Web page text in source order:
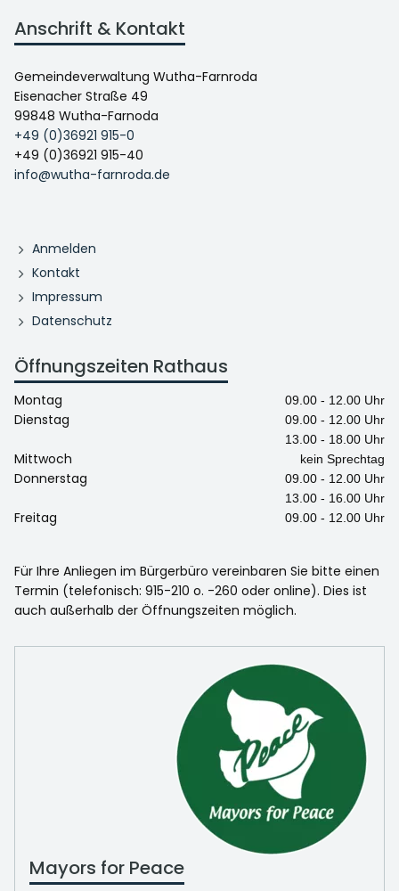
Anschrift & Kontakt
Gemeindeverwaltung Wutha-Farnroda
Eisenacher Straße 49
99848 Wutha-Farnoda
+49 (0)36921 915-0
+49 (0)36921 915-40
info@wutha-farnroda.de
Anmelden
Kontakt
Impressum
Datenschutz
Öffnungszeiten Rathaus
Montag 09.00 - 12.00 Uhr
Dienstag
09.00 - 12.00 Uhr
13.00 - 18.00 Uhr
Mittwoch kein Sprechtag
Donnerstag
09.00 - 12.00 Uhr
13.00 - 16.00 Uhr
Freitag 09.00 - 12.00 Uhr
Für Ihre Anliegen im Bürgerbüro vereinbaren Sie bitte einen
Termin (telefonisch: 915-210 o. -260 oder online). Dies ist
auch außerhalb der Öffnungszeiten möglich.
Mayors for Peace